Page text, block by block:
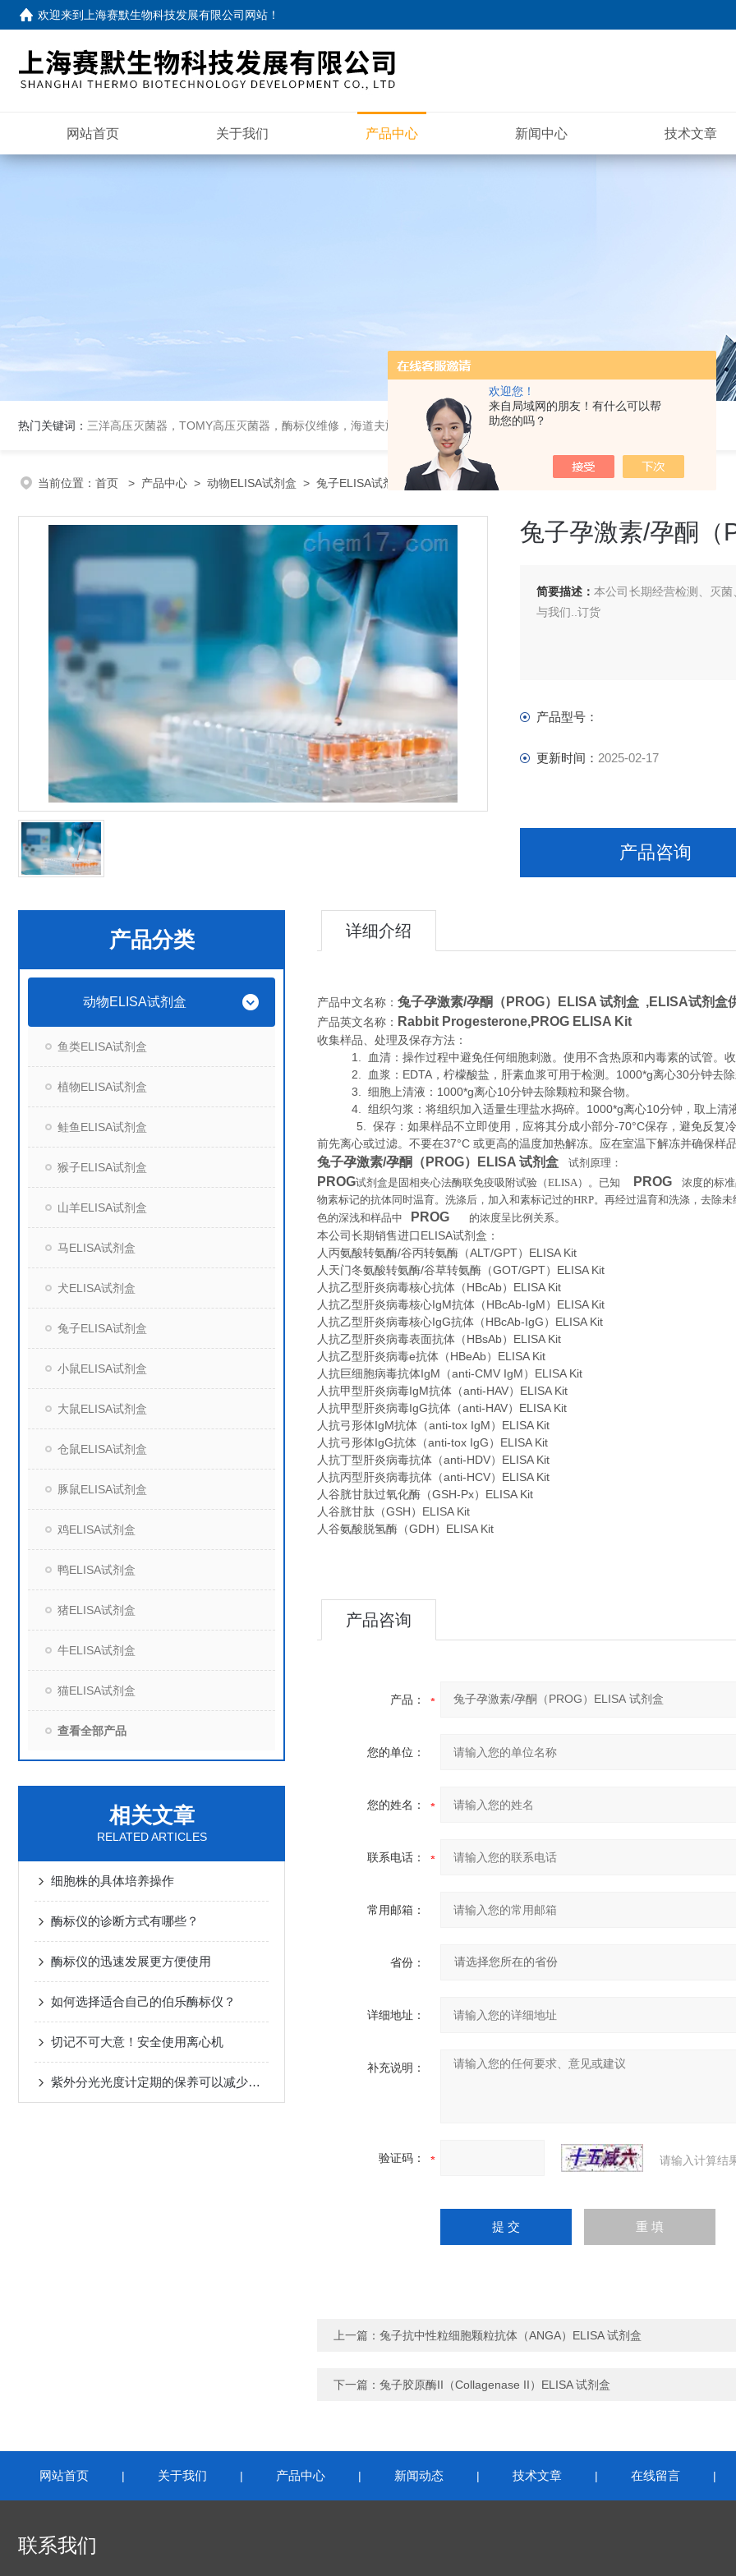
欢迎您！
来自局域网的朋友！有什么可以帮
助您的吗？
欢迎来到 上海赛默生物科技发展有限公司网站 ！
网站首页 关于我们 产品中心 新闻中心 技术文章
热门关键词： 三洋高压灭菌器，TOMY高压灭菌器，酶标仪维修，海道夫旋转蒸发仪
当前位置： 首页 > 产品中心 > 动物ELISA试剂盒 > 兔子ELISA试剂盒> 兔子孕激素/孕酮（PROG）ELISA 试剂盒
兔子孕激素/孕酮（
简要描述：本公司长期经营检测、灭
与我们..订货
产品型号：
更新时间： 2025-02-17
产品咨询
产品分类
动物ELISA试剂盒
鱼类ELISA试剂盒
植物ELISA试剂盒
鲑鱼ELISA试剂盒
猴子ELISA试剂盒
山羊ELISA试剂盒
马ELISA试剂盒
犬ELISA试剂盒
兔子ELISA试剂盒
小鼠ELISA试剂盒
大鼠ELISA试剂盒
仓鼠ELISA试剂盒
豚鼠ELISA试剂盒
鸡ELISA试剂盒
鸭ELISA试剂盒
猪ELISA试剂盒
牛ELISA试剂盒
猫ELISA试剂盒
查看全部产品
相关文章
RELATED ARTICLES
细胞株的具体培养操作
酶标仪的诊断方式有哪些？
酶标仪的迅速发展更方便使用
如何选择适合自己的伯乐酶标仪？
切记不可大意！安全使用离心机
紫外分光光度计定期的保养可以减少不必要的损失
详细介绍
产品中文名称： 兔子孕激素/孕酮（PROG）ELISA 试剂盒 ,ELISA试剂盒
产品英文名称： Rabbit Progesterone,PROG ELISA Kit
收集样品、处理及保存方法：
1. 血清：操作过程中避免任何细胞刺激。使用不含热原和内毒素的试管。收
2. 血浆：EDTA，柠檬酸盐，肝素血浆可用于检测。1000*g离心30分钟去除
3. 细胞上清液：1000*g离心10分钟去除颗粒和聚合物。
4. 组织匀浆：将组织加入适量生理盐水捣碎。1000*g离心10分钟，取上清液
5. 保存：如果样品不立即使用，应将其分成小部分-70°C保存，避免反复冷
前先离心或过滤。不要在37°C 或更高的温度加热解冻。应在室温下解冻并确保样
兔子孕激素/孕酮（PROG）ELISA 试剂盒 试剂原理 ：
PROG试剂盒是固相夹心法酶联免疫吸附试验（ELISA）。已知 PROG 浓度的标
物素标记的抗体同时温育。洗涤后，加入和素标记过的HRP。再经过温育和洗涤，去除
色的深浅和样品中
PROG 的浓度呈比例关系。
本公司长期销售进口ELISA试剂盒：
人丙氨酸转氨酶/谷丙转氨酶（ALT/GPT）ELISA Kit
人天门冬氨酸转氨酶/谷草转氨酶（GOT/GPT）ELISA Kit
人抗乙型肝炎病毒核心抗体（HBcAb）ELISA Kit
人抗乙型肝炎病毒核心IgM抗体（HBcAb-IgM）ELISA Kit
人抗乙型肝炎病毒核心IgG抗体（HBcAb-IgG）ELISA Kit
人抗乙型肝炎病毒表面抗体（HBsAb）ELISA Kit
人抗乙型肝炎病毒e抗体（HBeAb）ELISA Kit
人抗巨细胞病毒抗体IgM（anti-CMV IgM）ELISA Kit
人抗甲型肝炎病毒IgM抗体（anti-HAV）ELISA Kit
人抗甲型肝炎病毒IgG抗体（anti-HAV）ELISA Kit
人抗弓形体IgM抗体（anti-tox IgM）ELISA Kit
人抗弓形体IgG抗体（anti-tox IgG）ELISA Kit
人抗丁型肝炎病毒抗体（anti-HDV）ELISA Kit
人抗丙型肝炎病毒抗体（anti-HCV）ELISA Kit
人谷胱甘肽过氧化酶（GSH-Px）ELISA Kit
人谷胱甘肽（GSH）ELISA Kit
人谷氨酸脱氢酶（GDH）ELISA Kit
产品咨询
产品：
您的单位：
您的姓名：
联系电话：
常用邮箱：
省份：
详细地址：
补充说明：
验证码： 请输入计算结
上一篇： 兔子抗中性粒细胞颗粒抗体（ANGA）ELISA 试剂盒
下一篇： 兔子胶原酶II（Collagenase II）ELISA 试剂盒
网站首页 | 关于我们 | 产品中心 | 新闻动态 | 技术文章 | 在线留言 |
联系我们